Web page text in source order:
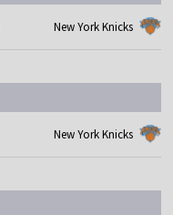
New York Knicks
New York Knicks